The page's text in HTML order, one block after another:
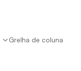
Grelha de coluna